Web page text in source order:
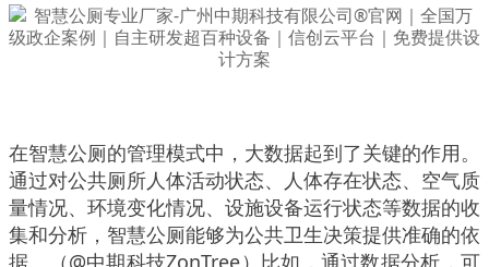
在智慧公厕的管理模式中，大数据起到了关键的作用。
通过对公共厕所人体活动状态、人体存在状态、空气质
量情况、环境变化情况、设施设备运行状态等数据的收
集和分析，智慧公厕能够为公共卫生决策提供准确的依
据。（@中期科技ZonTree）比如，通过数据分析，可